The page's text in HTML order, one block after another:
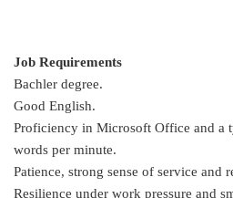
Job Requirements
Bachler degree.
Good English.
Proficiency in Microsoft Office and a
words per minute.
Patience, strong sense of service and
Resilience under work pressure and